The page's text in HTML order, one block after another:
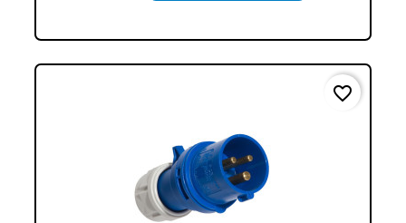
favorite_border